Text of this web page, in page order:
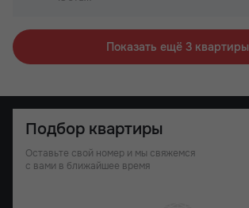
Показать ещё 3 квартиры
Подбор квартиры
Оставьте свой номер и мы свяжемся
с вами в ближайшее время